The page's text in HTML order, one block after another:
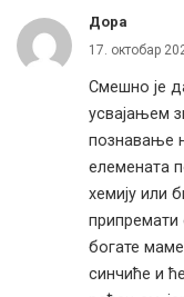
Дора
17. октобар
Смешно је
усвајањем
познавање
елемената
хемију или
припремати
богате
синчиће и